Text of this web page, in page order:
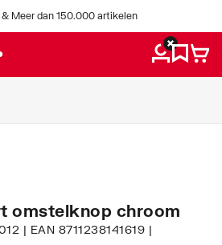
Meer dan 150.000 artikelen
omstelknop chroom
| EAN 8711238141619 |